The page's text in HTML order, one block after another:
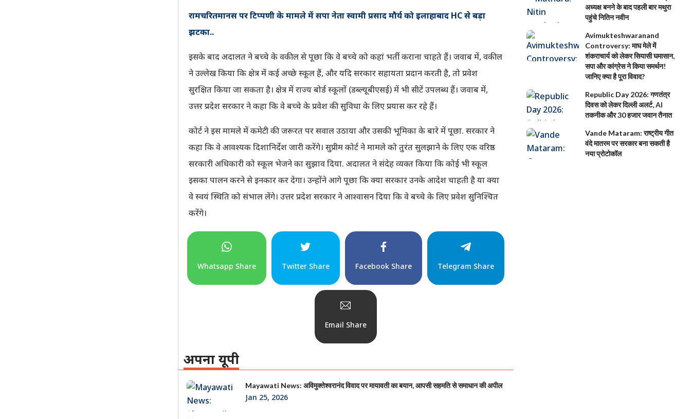
रामचरितमानस पर टिप्पणी के मामले में सपा नेता स्वामी प्रसाद मौर्य को इलाहाबाद HC से बड़ा
झटका..
इसके बाद अदालत ने बच्चे के वकील से पूछा कि वे बच्चे को कहां भर्ती कराना चाहते हैं। जवाब में, वकील
ने उल्लेख किया कि क्षेत्र में कई अच्छे स्कूल हैं, और यदि सरकार सहायता प्रदान करती है, तो प्रवेश
सुरक्षित किया जा सकता है। क्षेत्र में राज्य बोर्ड स्कूलों (डब्ल्यूबीएसई) में भी सीटें उपलब्ध हैं। जवाब में,
उत्तर प्रदेश सरकार ने कहा कि वे बच्चे के प्रवेश की सुविधा के लिए प्रयास कर रहे हैं।
कोर्ट ने इस मामले में कमेटी की जरूरत पर सवाल उठाया और उसकी भूमिका के बारे में पूछा. सरकार ने
कहा कि वे आवश्यक दिशानिर्देश जारी करेंगे। सुप्रीम कोर्ट ने मामले को तुरंत सुलझाने के लिए एक वरिष्ठ
सरकारी अधिकारी को स्कूल भेजने का सुझाव दिया. अदालत ने संदेह व्यक्त किया कि कोई भी स्कूल
इसका पालन करने से इनकार कर देगा। उन्होंने आगे पूछा कि क्या सरकार उनके आदेश चाहती है या क्या
वे स्वयं स्थिति को संभाल लेंगे। उत्तर प्रदेश सरकार ने आश्वासन दिया कि वे बच्चे के लिए प्रवेश सुनिश्चित
करेंगे।
Whatsapp Share Twitter Share Facebook Share Telegram Share
Email Share
अपना यूपी
Mayawati News: अविमुक्तेश्वरानंद विवाद पर मायावती का बयान, आपसी सहमति से समाधान की अपील
Jan 25, 2026
अध्यक्ष बनने के बाद पहली बार मथुरा
पहुंचे नितिन नवीन
Avimukteshwaranand
Controversy: माघ मेले में
शंकराचार्य को लेकर सियासी घमासान,
सपा और कांग्रेस ने किया समर्थन!
जानिए क्या है पूरा विवाद?
Republic Day 2026: गणतंत्र
दिवस को लेकर दिल्ली अलर्ट, AI
तकनीक और 30 हजार जवान तैनात
Vande Mataram: राष्ट्रीय गीत
वंदे मातरम पर सरकार बना सकती है
नया प्रोटोकॉल